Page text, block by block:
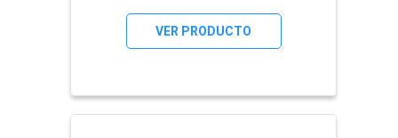
VER PRODUCTO